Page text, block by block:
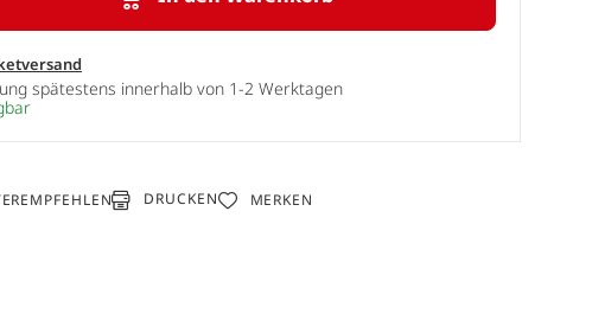
spätestens innerhalb von 1-2 Werktagen
DRUCKEN MERKEN